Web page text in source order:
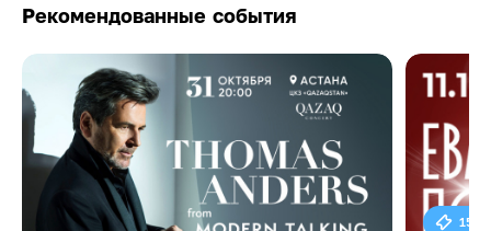
Рекомендованные события
15